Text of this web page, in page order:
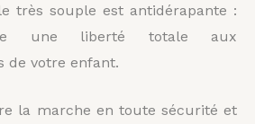
très souple est antidérapante :
une liberté totale aux
de votre enfant.
la marche en toute sécurité et